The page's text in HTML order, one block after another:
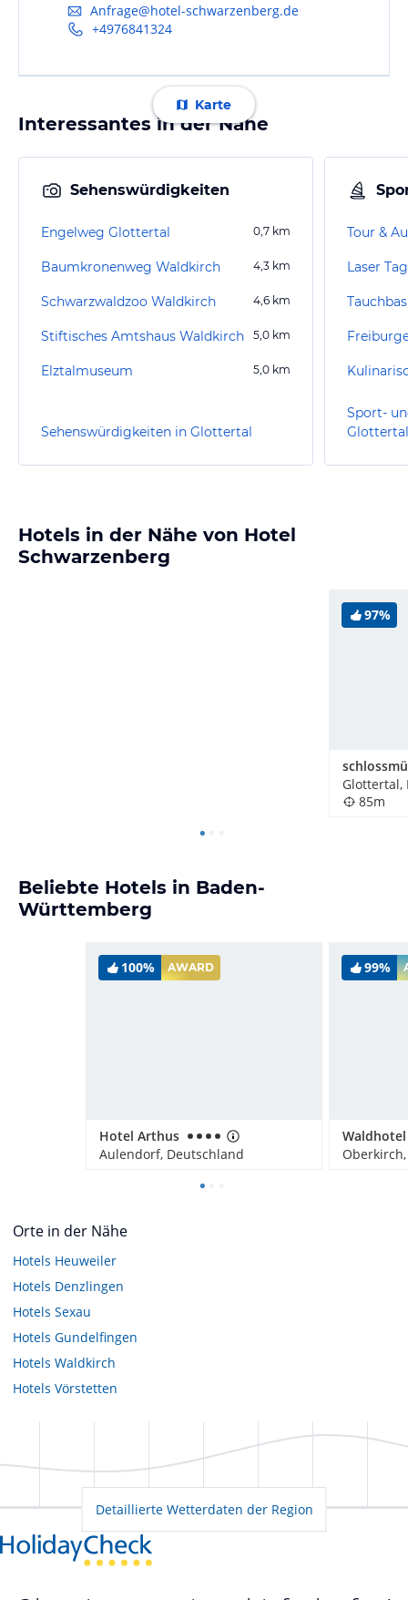
Anfrage@hotel-schwarzenberg.de
+4976841324
Karte
Interessantes in der Nähe
Sehenswürdigkeiten
Engelweg Glottertal 0,7 km
Baumkronenweg Waldkirch 4,3 km
Schwarzwaldzoo Waldkirch 4,6 km
Stiftisches Amtshaus Waldkirch 5,0 km
Elztalmuseum 5,0 km
Sehenswürdigkeiten in Glottertal
Tour &
Laser
Sport-
Glottertal
Hotels in der Nähe von Hotel
Schwarzenberg
97%
Glottertal,
85m
Beliebte Hotels in Baden-
Württemberg
100% AWARD
Hotel Arthus
Aulendorf, Deutschland
99%
Orte in der Nähe
Hotels Heuweiler
Hotels Denzlingen
Hotels Sexau
Hotels Gundelfingen
Hotels Waldkirch
Hotels Vörstetten
Detaillierte Wetterdaten der Region